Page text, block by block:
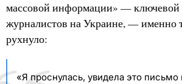
массовой информации» —
журналистов на Украине, — именно
рухнуло:
«Я проснулась, увидела это письмо